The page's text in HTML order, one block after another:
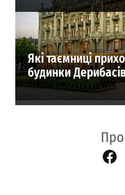
Які таємниці
будинки